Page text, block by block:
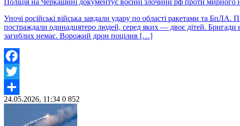
Поліція на Черкащині документує воєнні злочини рф проти мирного
Уночі російські війська завдали удару по області ракетами та
постраждали одинадцятеро людей, серед яких — двоє дітей.
загиблих немає. Ворожий дрон поцілив […]
Facebook
Twitter
Share
24.05.2026, 11:34 0 852